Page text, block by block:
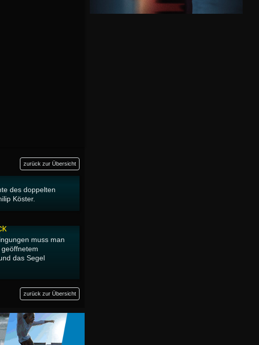
zurück zur Übersicht
des doppelten
Köster.
muss man
das Segel
zurück zur Übersicht